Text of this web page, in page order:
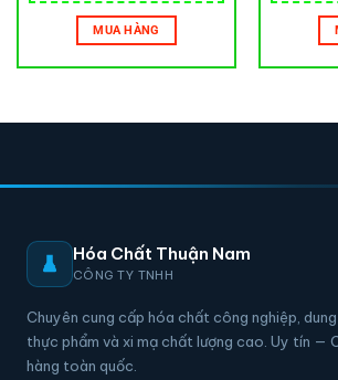
MUA HÀNG
Hóa Chất Thuận Nam
CÔNG TY TNHH
Chuyên cung cấp hóa chất công nghiệp,
thực phẩm và xi mạ chất lượng cao. Uy tín —
hàng toàn quốc.